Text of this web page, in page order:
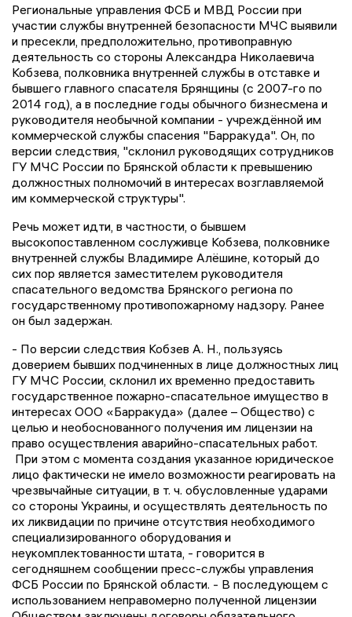
Региональные управления ФСБ и МВД России при
участии службы внутренней безопасности МЧС выявили
и пресекли, предположительно, противоправную
деятельность со стороны Александра Николаевича
Кобзева, полковника внутренней службы в отставке и
бывшего главного спасателя Брянщины (с 2007-го по
2014 год), а в последние годы обычного бизнесмена и
руководителя необычной компании - учреждённой им
коммерческой службы спасения "Барракуда". Он, по
версии следствия, "склонил руководящих сотрудников
ГУ МЧС России по Брянской области к превышению
должностных полномочий в интересах возглавляемой
им коммерческой структуры".
Речь может идти, в частности, о бывшем
высокопоставленном сослуживце Кобзева, полковнике
внутренней службы Владимире Алёшине, который до
сих пор является заместителем руководителя
спасательного ведомства Брянского региона по
государственному противопожарному надзору. Ранее
он был задержан.
- По версии следствия Кобзев А. Н., пользуясь
доверием бывших подчиненных в лице должностных лиц
ГУ МЧС России, склонил их временно предоставить
государственное пожарно-спасательное имущество в
интересах ООО «Барракуда» (далее – Общество) с
целью и необоснованного получения им лицензии на
право осуществления аварийно-спасательных работ.
При этом с момента создания указанное юридическое
лицо фактически не имело возможности реагировать на
чрезвычайные ситуации, в т. ч. обусловленные ударами
со стороны Украины, и осуществлять деятельность по
их ликвидации по причине отсутствия необходимого
специализированного оборудования и
неукомплектованности штата, - говорится в
сегодняшнем сообщении пресс-службы управления
ФСБ России по Брянской области. - В последующем с
использованием неправомерно полученной лицензии